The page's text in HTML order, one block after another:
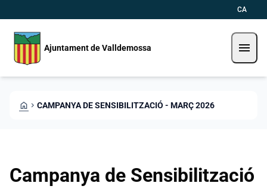
CA
Ajuntament de Valldemossa menu
HOME CHEVRON_RIGHT CAMPANYA DE SENSIBILITZACIÓ - MARÇ 2026
Campanya de Sensibilització